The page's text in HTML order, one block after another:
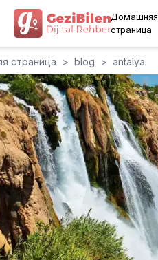
Домашняя
страница
страница > blog > antalya